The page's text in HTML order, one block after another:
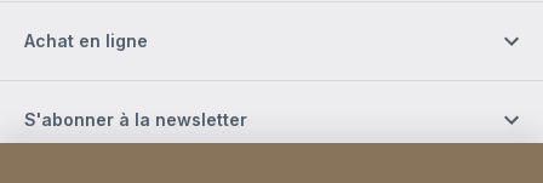
Achat en ligne
S'abonner à la newsletter